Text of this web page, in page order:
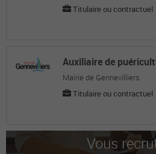
Titulaire ou contractuel
Auxiliaire de
Mairie de Gennevilliers
Titulaire ou contractuel
Vous